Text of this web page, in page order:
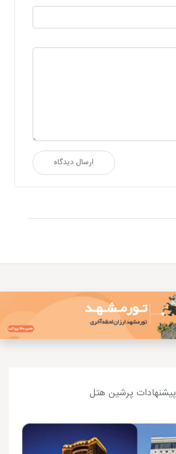
ارسال دیدگاه
پیشنهادات پرشین هتل